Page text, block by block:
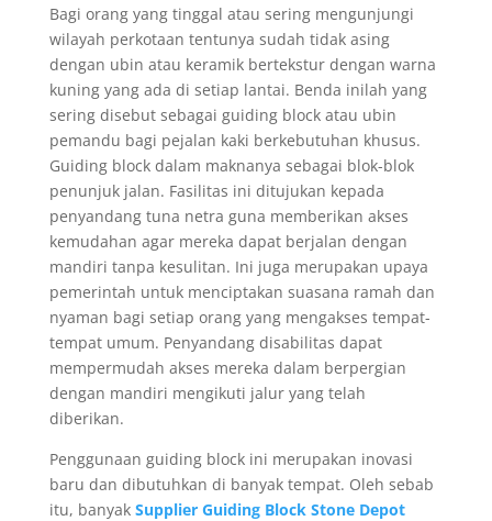
Bagi orang yang tinggal atau sering mengunjungi
wilayah perkotaan tentunya sudah tidak asing
dengan ubin atau keramik bertekstur dengan warna
kuning yang ada di setiap lantai. Benda inilah yang
sering disebut sebagai guiding block atau ubin
pemandu bagi pejalan kaki berkebutuhan khusus.
Guiding block dalam maknanya sebagai blok-blok
penunjuk jalan. Fasilitas ini ditujukan kepada
penyandang tuna netra guna memberikan akses
kemudahan agar mereka dapat berjalan dengan
mandiri tanpa kesulitan. Ini juga merupakan upaya
pemerintah untuk menciptakan suasana ramah dan
nyaman bagi setiap orang yang mengakses tempat-
tempat umum. Penyandang disabilitas dapat
mempermudah akses mereka dalam berpergian
dengan mandiri mengikuti jalur yang telah
diberikan.
Penggunaan guiding block ini merupakan inovasi
baru dan dibutuhkan di banyak tempat. Oleh sebab
itu, banyak Supplier Guiding Block Stone Depot